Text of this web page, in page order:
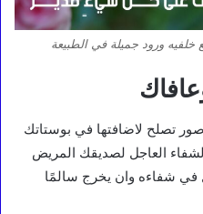
خلفيه ورود جميلة في الطبيعة
تصلح لاضافتها في بوستاتك
العاجل لصديقك المريض
في شفاءه وان يخرج سالمًا